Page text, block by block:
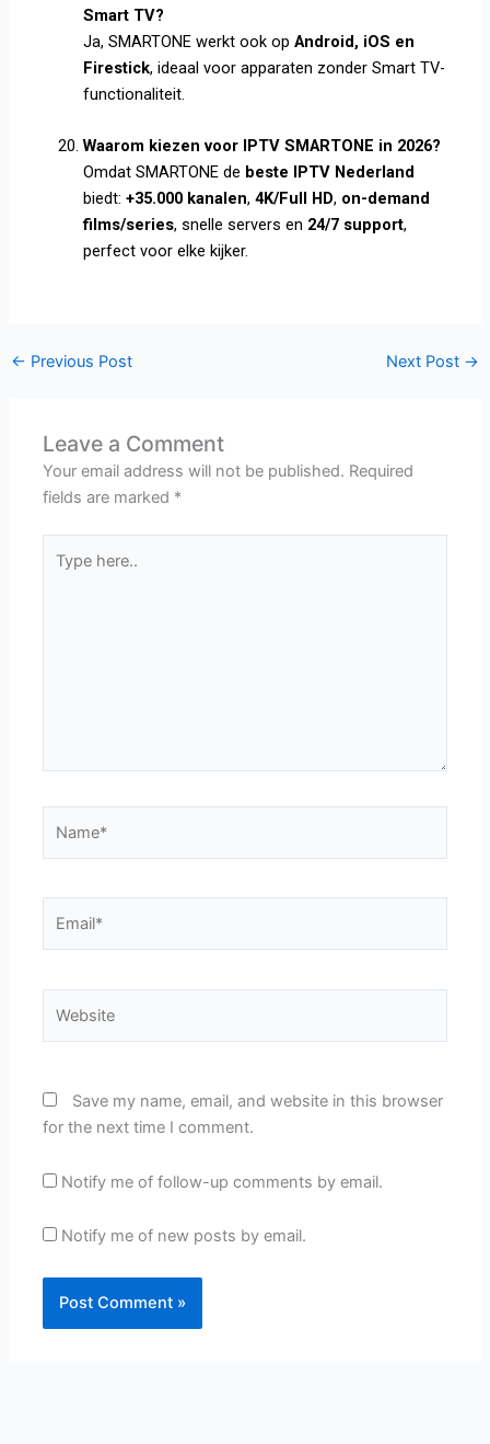
Smart TV?
Ja, SMARTONE werkt ook opAndroid, iOS en
Firestick, ideaal voor apparaten zonder Smart TV-
functionaliteit.
Waarom kiezen voor IPTV SMARTONE in 2026?
Omdat SMARTONE de beste IPTV Nederland
biedt:+35.000 kanalen,4K/Full HD, on-demand
films/series, snelle servers en 24/7 support,
perfect voor elke kijker.
← Previous Post Next Post →
Leave a Comment
Your email address will not be published. Required
fields are marked *
here..
Save my name, email, and website in this browser
for the next time I comment.
Notify me of follow-up comments by email.
Notify me of new posts by email.